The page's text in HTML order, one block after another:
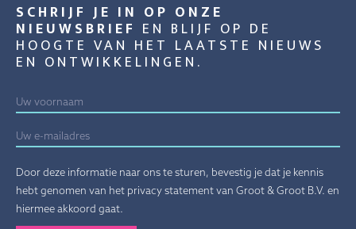
SCHRIJF JE IN OP ONZE
NIEUWSBRIEF EN BLIJF OP DE
HOOGTE VAN HET LAATSTE NIEUWS
EN ONTWIKKELINGEN.
Door deze informatie naar ons te sturen, bevestig je dat je kennis
hebt genomen van het privacy statement van Groot & Groot B.V. en
hiermee akkoord gaat.